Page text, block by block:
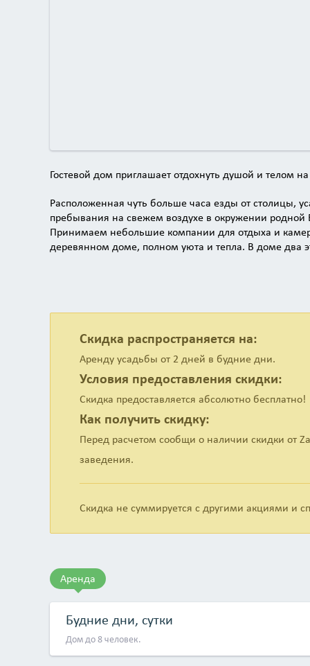
Гостевой дом приглашает отдохнуть душой и телом
Расположенная чуть больше часа езды от столицы,
пребывания на свежем воздухе в окружении родной
Принимаем небольшие компании для отдыха и
деревянном доме, полном уюта и тепла. В доме два
удовольствие.
С первого этажа открывается отличный вид на
принадлежности для мангала. Тут же
тут можно зажигательно провести время.
На втором этаже полностью оборудована спальная
усадьбы, поставлены крепкие кровати с
проживания четырех человек. Отсюда также
уху можно приготовить сразу на мангале.
рыбалки. Зимой река отлично промерзает, потому
— они держат собственную пасеку, потому у гостей
Скидка распространяется на:
Аренду усадьбы от 2 дней в будние дни.
Условия предоставления скидки:
Скидка предоставляется абсолютно бесплатно!
Как получить скидку:
Перед расчетом сообщи о наличии скидки от
заведения.
Скидка не суммируется с другими акциями и
Аренда
Будние дни, сутки
Дом до 8 человек.